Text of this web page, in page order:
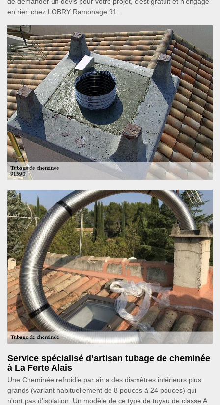
en rien chez LOBRY Ramonage 91.
Service spécialisé d’artisan tubage de cheminée
à La Ferte Alais
Une Cheminée refroidie par air a des diamètres intérieurs plus
grands (variant habituellement de 8 pouces à 24 pouces) qui
n'ont pas d'isolation. Un modèle de ce type de tuyau de classe A